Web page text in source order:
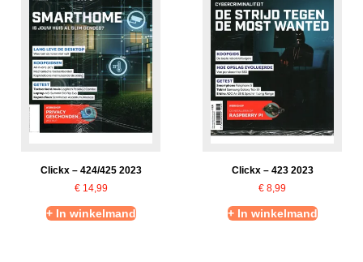
Clickx – 424/425 2023
€14,99
+ In winkelmand
Clickx – 423 2023
€ 8,99
+ In winkelmand